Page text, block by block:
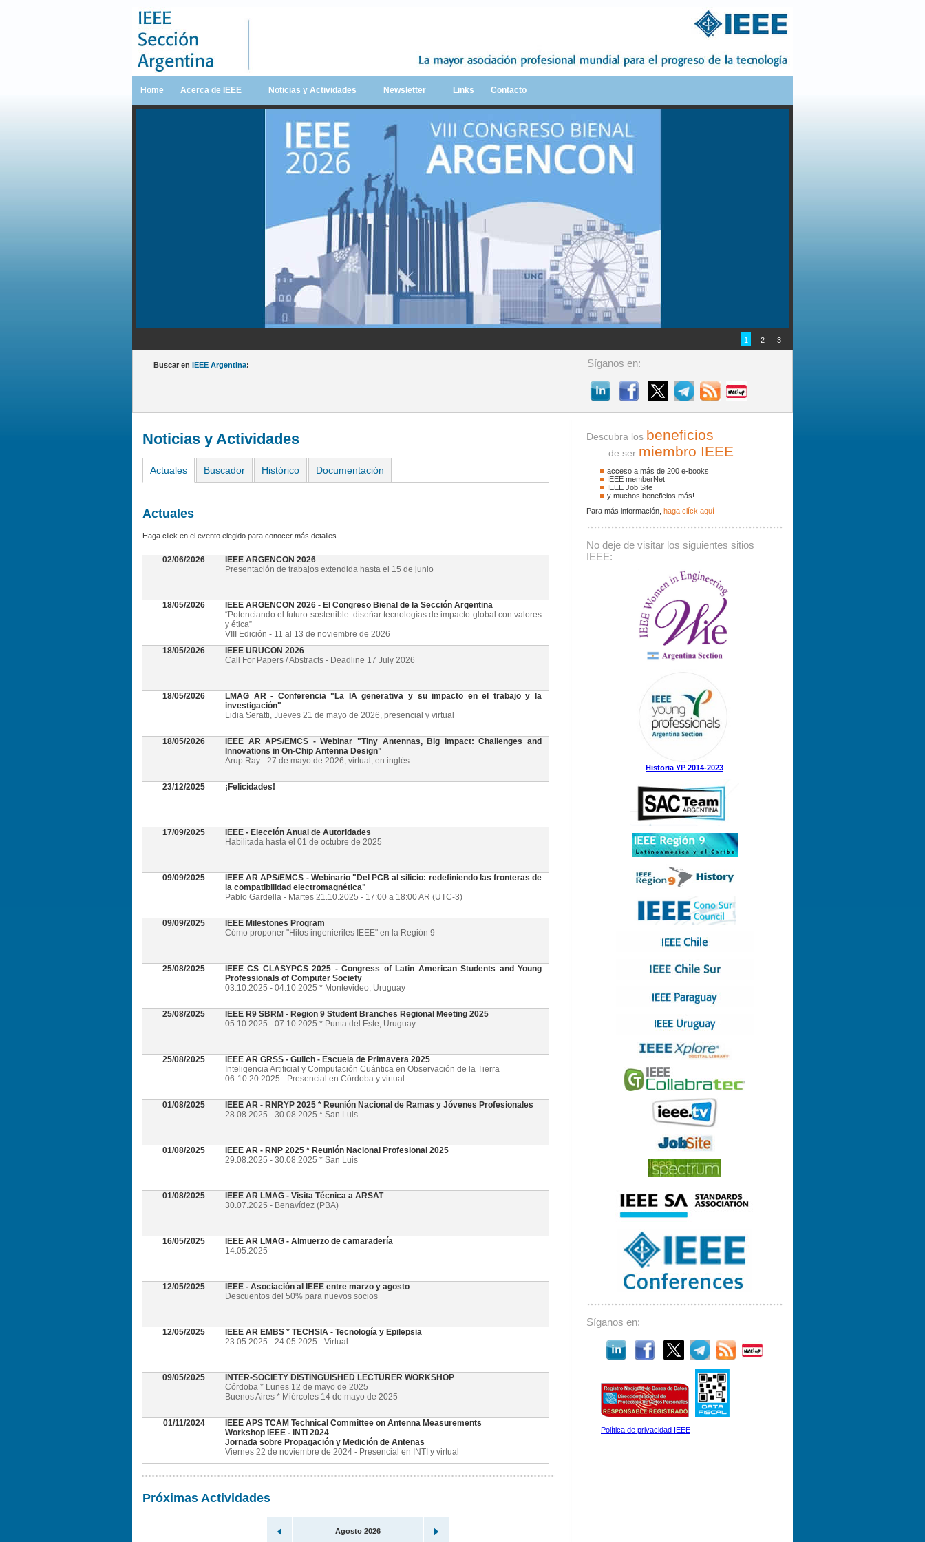
Home Acerca de IEEE Noticias y Actividades Newsletter Links Contacto
1 2 3
Buscar en IEEE Argentina: Síganos en:
Noticias y Actividades
Actuales Buscador Histórico Documentación
Actuales
Haga click en el evento elegido para conocer más detalles
02/06/2026
IEEE ARGENCON 2026
Presentación de trabajos extendida hasta el 15 de junio
18/05/2026
IEEE ARGENCON 2026 - El Congreso Bienal de la Sección Argentina
“Potenciando el futuro sostenible: diseñar tecnologías de impacto global con valores
y ética”
VIII Edición - 11 al 13 de noviembre de 2026
18/05/2026
IEEE URUCON 2026
Call For Papers / Abstracts - Deadline 17 July 2026
18/05/2026
LMAG AR - Conferencia "La IA generativa y su impacto en el trabajo y la
investigación"
Lidia Seratti, Jueves 21 de mayo de 2026, presencial y virtual
18/05/2026
IEEE AR APS/EMCS - Webinar "Tiny Antennas, Big Impact: Challenges and
Innovations in On-Chip Antenna Design"
Arup Ray - 27 de mayo de 2026, virtual, en inglés
23/12/2025 ¡Felicidades!
17/09/2025
IEEE - Elección Anual de Autoridades
Habilitada hasta el 01 de octubre de 2025
09/09/2025
IEEE AR APS/EMCS - Webinario "Del PCB al silicio: redefiniendo las fronteras de
la compatibilidad electromagnética"
Pablo Gardella - Martes 21.10.2025 - 17:00 a 18:00 AR (UTC-3)
09/09/2025
IEEE Milestones Program
Cómo proponer "Hitos ingenieriles IEEE" en la Región 9
25/08/2025
IEEE CS CLASYPCS 2025 - Congress of Latin American Students and Young
Professionals of Computer Society
03.10.2025 - 04.10.2025 * Montevideo, Uruguay
25/08/2025
IEEE R9 SBRM - Region 9 Student Branches Regional Meeting 2025
05.10.2025 - 07.10.2025 * Punta del Este, Uruguay
25/08/2025
IEEE AR GRSS - Gulich - Escuela de Primavera 2025
Inteligencia Artificial y Computación Cuántica en Observación de la Tierra
06-10.20.2025 - Presencial en Córdoba y virtual
01/08/2025
IEEE AR - RNRYP 2025 * Reunión Nacional de Ramas y Jóvenes Profesionales
28.08.2025 - 30.08.2025 * San Luis
01/08/2025
IEEE AR - RNP 2025 * Reunión Nacional Profesional 2025
29.08.2025 - 30.08.2025 * San Luis
01/08/2025
IEEE AR LMAG - Visita Técnica a ARSAT
30.07.2025 - Benavídez (PBA)
16/05/2025
IEEE AR LMAG - Almuerzo de camaradería
14.05.2025
12/05/2025
IEEE - Asociación al IEEE entre marzo y agosto
Descuentos del 50% para nuevos socios
12/05/2025
IEEE AR EMBS * TECHSIA - Tecnología y Epilepsia
23.05.2025 - 24.05.2025 - Virtual
09/05/2025
INTER-SOCIETY DISTINGUISHED LECTURER WORKSHOP
Córdoba * Lunes 12 de mayo de 2025
Buenos Aires * Miércoles 14 de mayo de 2025
01/11/2024
IEEE APS TCAM Technical Committee on Antenna Measurements
Workshop IEEE - INTI 2024
Jornada sobre Propagación y Medición de Antenas
Viernes 22 de noviembre de 2024 - Presencial en INTI y virtual
Buscador
La palabra a buscar debe contener al menos 3 caracteres.
Buscar:
Próximas Actividades
Agosto 2026
Descubra los beneficios
de ser miembro IEEE
acceso a más de 200 e-books
IEEE memberNet
IEEE Job Site
y muchos beneficios más!
Para más información, haga clíck aquí
No deje de visitar los siguientes sitios
IEEE:
Historia YP 2014-2023
Síganos en:
Política de privacidad IEEE